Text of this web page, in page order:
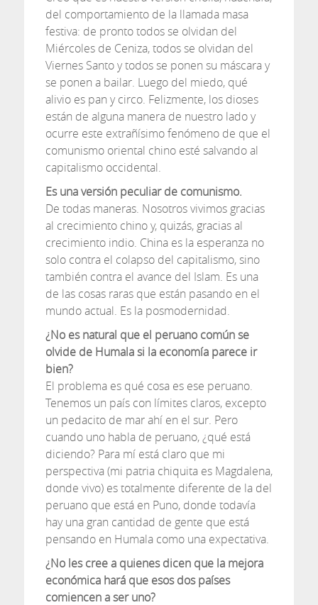
del comportamiento de la llamada masa
festiva: de pronto todos se olvidan del
Miércoles de Ceniza, todos se olvidan del
Viernes Santo y todos se ponen su máscara y
se ponen a bailar. Luego del miedo, qué
alivio es pan y circo. Felizmente, los dioses
están de alguna manera de nuestro lado y
ocurre este extrañísimo fenómeno de que el
comunismo oriental chino esté salvando al
capitalismo occidental.
Es una versión peculiar de comunismo.
De todas maneras. Nosotros vivimos gracias
al crecimiento chino y, quizás, gracias al
crecimiento indio. China es la esperanza no
solo contra el colapso del capitalismo, sino
también contra el avance del Islam. Es una
de las cosas raras que están pasando en el
mundo actual. Es la posmodernidad.
¿No es natural que el peruano común se
olvide de Humala si la economía parece ir
bien?
El problema es qué cosa es ese peruano.
Tenemos un país con límites claros, excepto
un pedacito de mar ahí en el sur. Pero
cuando uno habla de peruano, ¿qué está
diciendo? Para mí está claro que mi
perspectiva (mi patria chiquita es Magdalena,
donde vivo) es totalmente diferente de la del
peruano que está en Puno, donde todavía
hay una gran cantidad de gente que está
pensando en Humala como una expectativa.
¿No les cree a quienes dicen que la mejora
económica hará que esos dos países
comiencen a ser uno?